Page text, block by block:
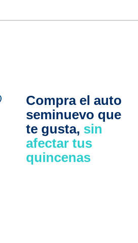
Compra el auto
seminuevo que
te gusta, sin
afectar tus
quincenas